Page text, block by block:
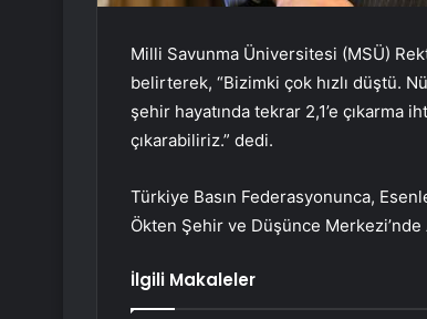
Milli Savunma Üniversitesi (MSÜ)
belirterek, “Bizimki çok hızlı düştü.
şehir hayatında tekrar 2,1’e çıkarma
çıkarabiliriz.” dedi.
Türkiye Basın Federasyonunca,
Ökten Şehir ve Düşünce
İlgili Makaleler